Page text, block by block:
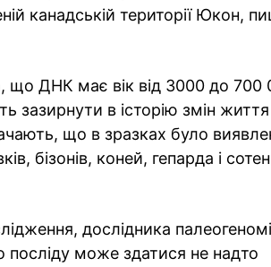
канадській території Юкон,
що ДНК має вік від 3000 до 700
зазирнути в історію змін життя
що в зразках було
бізонів, коней, гепарда і
дослідника
посліду може здатися не надто